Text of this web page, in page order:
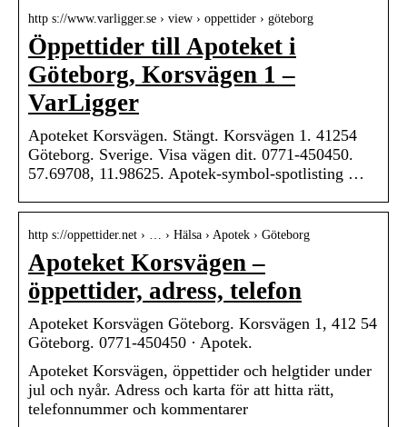
http s://www.varligger.se › view › oppettider › göteborg
Öppettider till Apoteket i
Göteborg, Korsvägen 1 –
VarLigger
Apoteket Korsvägen. Stängt. Korsvägen 1. 41254
Göteborg. Sverige. Visa vägen dit. 0771-450450.
57.69708, 11.98625. Apotek-symbol-spotlisting …
http s://oppettider.net › … › Hälsa › Apotek › Göteborg
Apoteket Korsvägen –
öppettider, adress, telefon
Apoteket Korsvägen Göteborg. Korsvägen 1, 412 54
Göteborg. 0771-450450 · Apotek.
Apoteket Korsvägen, öppettider och helgtider under
jul och nyår. Adress och karta för att hitta rätt,
telefonnummer och kommentarer